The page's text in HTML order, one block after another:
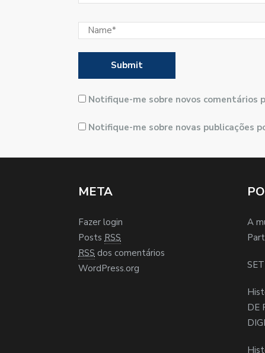
Notifique-me sobre novos comentários
Notifique-me sobre novas publicações
META
Fazer login
Posts RSS
RSS dos comentários
WordPress.org
A
DE